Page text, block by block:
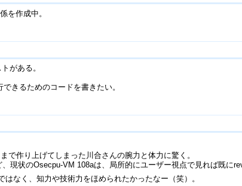
を作成中。
がある。
きるためのコードを書きたい。
で作り上げてしまった川合さんの腕力と体力に驚く。
現状のOsecpu-VM 108aは、局所的にユーザー視点で見れば既に
なく、知力や技術力をほめられたかったなー（笑）。